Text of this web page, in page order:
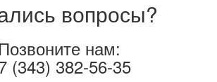
вопросы?
Позвоните нам:
(343) 382-56-35